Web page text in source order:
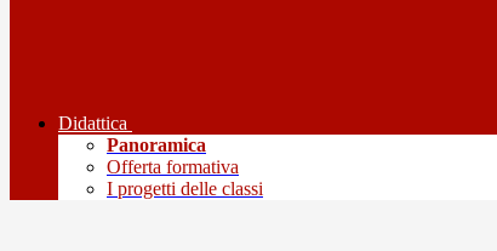
Didattica
Panoramica
Offerta formativa
I progetti delle classi